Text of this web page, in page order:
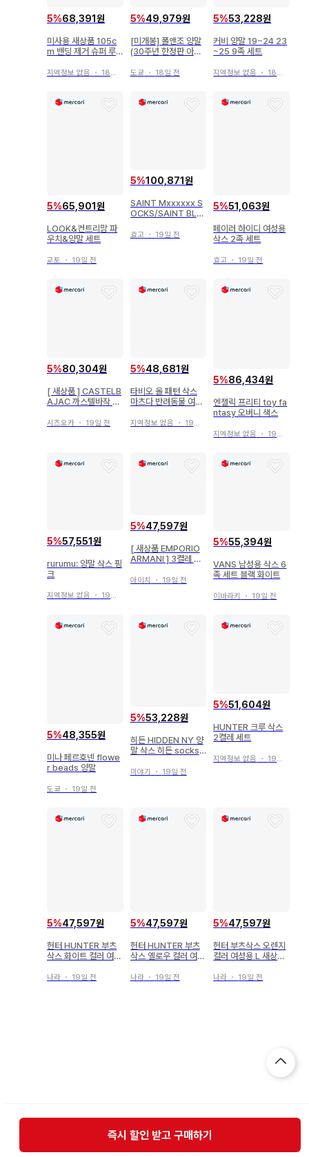
5%68,391원
미사용 새상품 105c
m 밴딩 제거 슈퍼 루
지역정보 없음 ・ 18일 전
5%49,979원
[미개봉] 폴앤조 양말
(30주년 한정판 아이
도쿄 ・ 18일 전
5%53,228원
커비 양말 19~24 23
~25 9족 세트
지역정보 없음 ・ 18일 전
5%65,901원
LOOK&컨트리맘 파
우치&양말 세트
교토 ・ 19일 전
5%100,871원
SAINT Mxxxxxx S
OCKS/SAINT BLA
효고・ 19일 전
5%51,063원
페이러 하이디 여성용
삭스 2족 세트
효고 ・ 19일 전
5%80,304원
[ 새상품 ] CASTELB
AJAC 까스텔바작 삭
시즈오카 ・ 19일 전
5%48,681원
타비오 올 패턴 삭스
마츠다 반려동물 여성
지역정보 없음 ・ 19일 전
5%86,434원
엔젤릭 프리티 toy fa
ntasy 오버니 색스
지역정보 없음 ・ 19일 전
5%57,551원
rurumu: 양말 삭스 핑
크
지역정보 없음 ・ 19일 전
5%47,597원
[ 새상품 EMPORIO
ARMANI ] 3켤레 화
아이치 ・ 19일 전
5%55,394원
VANS 남성용 삭스 6
족 세트 블랙 화이트
이바라키 ・ 19일 전
5%48,355원
미나 페르호넨 flowe
r beads 양말
도쿄 ・ 19일 전
5%53,228원
히든 HIDDEN NY 양
말 삭스 히든 socks
미야기 ・ 19일 전
5%51,604원
HUNTER 크루 삭스
2켤레 세트
지역정보 없음 ・ 19일 전
5%47,597원
헌터 HUNTER 부츠
삭스 화이트 컬러 여성
나라 ・ 19일 전
5%47,597원
헌터 HUNTER 부츠
삭스 옐로우 컬러 여성
인기
나라・ 19일 전
5%47,597원
헌터 부츠삭스 오렌지
컬러 여성용 L 새상품
나라 ・ 19일 전
즉시 할인 받고 구매하기